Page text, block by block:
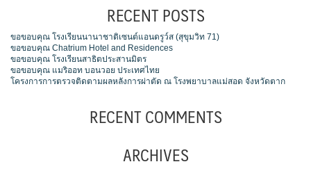
RECENT POSTS
ขอขอบคุณ โรงเรียนนานาชาติเซนต์แอนดรูว์ส (สุขุมวิท 71)
ขอขอบคุณ Chatrium Hotel and Residences
ขอขอบคุณ โรงเรียนสาธิตประสานมิตร
ขอขอบคุณ แมริออท บอนวอย ประเทศไทย
โครงการการตรวจติดตามผลหลังการผ่าตัด ณ โรงพยาบาลแม่สอด จังหวัดตาก
RECENT COMMENTS
ARCHIVES